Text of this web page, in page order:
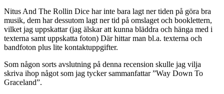
Nitus And The Rollin Dice har inte bara lagt ner tiden på göra bra
musik, dem har dessutom lagt ner tid på omslaget och booklettern,
vilket jag uppskattar (jag älskar att kunna bläddra och hänga med i
texterna samt uppskatta foton) Där hittar man bl.a. texterna och
bandfoton plus lite kontaktuppgifter.
Som någon sorts avslutning på denna recension skulle jag vilja
skriva ihop något som jag tycker sammanfattar ”Way Down To
Graceland”.